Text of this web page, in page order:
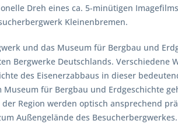
Dreh eines ca. 5-minütigen
Kleinenbremen.
und das Museum für Bergbau und
Bergwerke Deutschlands. Verschiedene
des Eisenerzabbaus in dieser
für Bergbau und Erdgeschichte
Region werden optisch ansprechend
Außengelände des